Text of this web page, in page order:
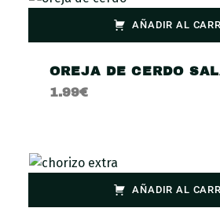
AÑADIR AL
OREJA DE CERDO
1.99€
AÑADIR AL